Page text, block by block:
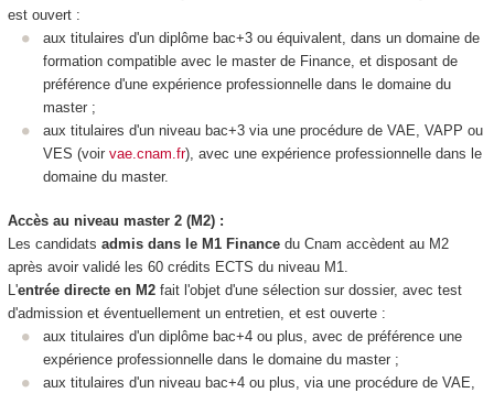
est ouvert :
aux titulaires d'un diplôme bac+3 ou équivalent, dans un domaine de
formation compatible avec le master de Finance, et disposant de
préférence d'une expérience professionnelle dans le domaine du
master ;
aux titulaires d'un niveau bac+3 via une procédure de VAE, VAPP ou
VES (voir vae.cnam.fr), avec une expérience professionnelle dans le
domaine du master.
Accès au niveau master 2 (M2) :
Les candidats admis dans le M1 Financedu Cnam accèdent au M2
après avoir validé les 60 crédits ECTS du niveau M1.
L'entrée directe en M2fait l'objet d'une sélection sur dossier, avec test
d'admission et éventuellement un entretien, et est ouverte :
aux titulaires d'un diplôme bac+4 ou plus, avec de préférence une
expérience professionnelle dans le domaine du master ;
aux titulaires d'un niveau bac+4 ou plus, via une procédure de VAE,